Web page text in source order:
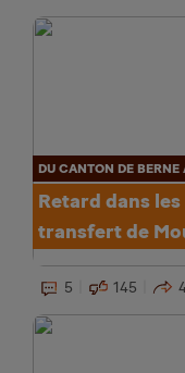
DU CANTON DE BERNE
Retard dans
transfert de
5 145